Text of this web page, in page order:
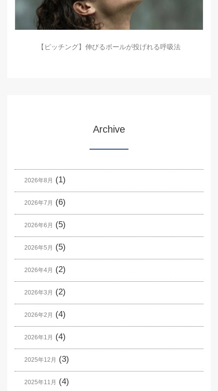
【ピッチング】伸びるボールが投げれる呼吸法
Archive
2026年8月 (1)
2026年7月 (6)
2026年6月 (5)
2026年5月 (5)
2026年4月 (2)
2026年3月 (2)
2026年2月 (4)
2026年1月 (4)
2025年12月 (3)
2025年11月 (4)